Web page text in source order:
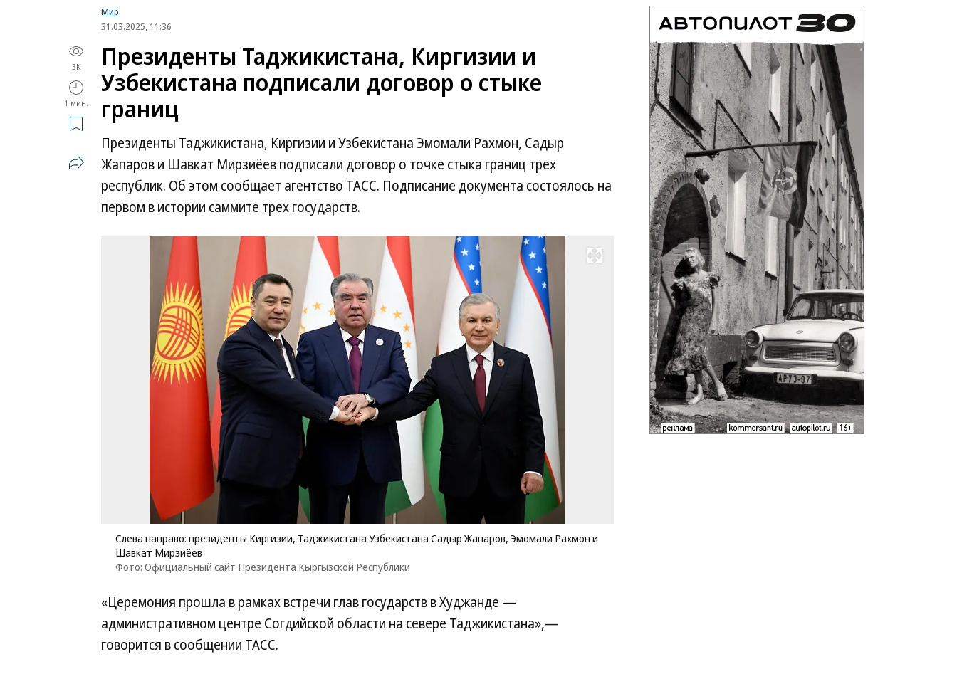
Мир
31.03.2025, 11:36
3K
1 мин.
Президенты Таджикистана, Киргизии и
Узбекистана подписали договор о стыке
границ
Президенты Таджикистана, Киргизии и Узбекистана Эмомали Рахмон, Садыр
Жапаров и Шавкат Мирзиёев подписали договор о точке стыка границ трех
республик. Об этом сообщает агентство ТАСС. Подписание документа состоялось на
первом в истории саммите трех государств.
Развернуть на весь экран
Слева направо: президенты Киргизии, Таджикистана Узбекистана Садыр Жапаров, Эмомали Рахмон и
Шавкат Мирзиёев
Фото: Официальный сайт Президента Кыргызской Республики
Слева
направо:
президенты
Киргизии,
Таджикистана
Узбекистана
Садыр
Жапаров,
Эмомали
Рахмон
«Церемония прошла в рамках встречи глав государств в Худжанде —
административном центре Согдийской области на севере Таджикистана»,—
говорится в сообщении ТАСС.